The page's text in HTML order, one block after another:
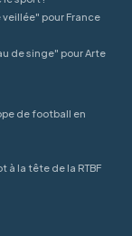
veillée" pour France
de singe" pour Arte
de football en
à la tête de la RTBF